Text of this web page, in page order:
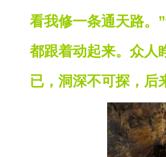
看我修一条通天路。
都跟着动起来。众人
已，洞深不可探，后